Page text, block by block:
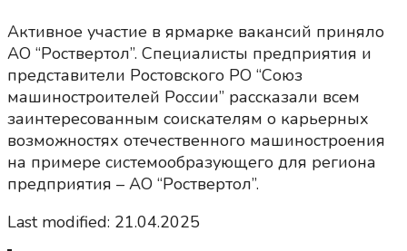
Активное участие в ярмарке вакансий приняло
АО “Роствертол”. Специалисты предприятия и
представители Ростовского РО “Союз
машиностроителей России” рассказали всем
заинтересованным соискателям о карьерных
возможностях отечественного машиностроения
на примере системообразующего для региона
предприятия – АО “Роствертол”.
Last modified: 21.04.2025